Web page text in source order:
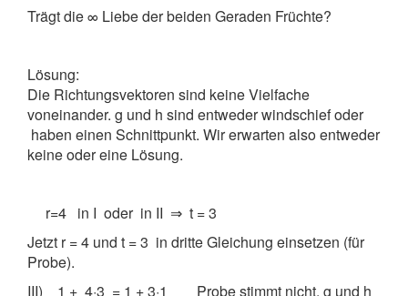
Trägt die ∞ Liebe der beiden Geraden Früchte?
Lösung:
Die Richtungsvektoren sind keine Vielfache
voneinander. g und h sind entweder windschief oder
haben einen Schnittpunkt. Wir erwarten also entweder
keine oder eine Lösung.
r=4 in I oder in II ⇒ t = 3
Jetzt r = 4 und t = 3 in dritte Gleichung einsetzen (für
Probe).
III) 1 + 4·3 = 1 + 3·1 Probe stimmt nicht. g und h